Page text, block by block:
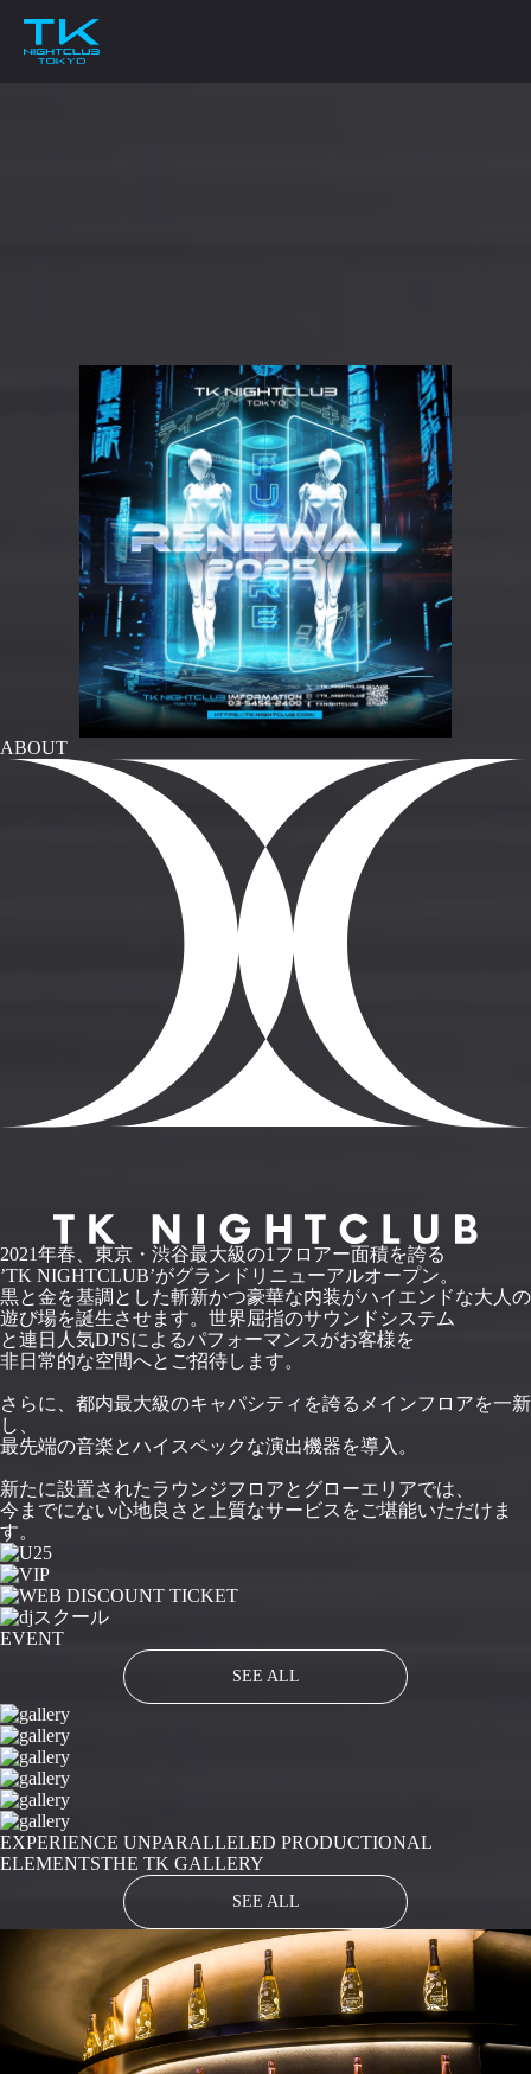
ABOUT
2021年春、東京・渋谷最大級の1フロアー面積を誇る
’TK NIGHTCLUB’がグランドリニューアルオープン。
黒と金を基調とした斬新かつ豪華な内装がハイエンドな大人の
遊び場を誕生させます。世界屈指のサウンドシステム
と連日人気DJ'Sによるパフォーマンスがお客様を
非日常的な空間へとご招待します。
さらに、都内最大級のキャパシティを誇るメインフロアを一新
し、
最先端の音楽とハイスペックな演出機器を導入。
新たに設置されたラウンジフロアとグローエリアでは、
今までにない心地良さと上質なサービスをご堪能いただけま
す。
EVENT
SEE ALL
EXPERIENCE UNPARALLELED PRODUCTIONAL
ELEMENTSTHE TK GALLERY
SEE ALL